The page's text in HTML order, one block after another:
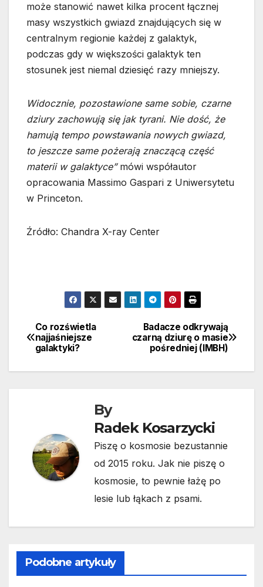
może stanowić nawet kilka procent łącznej
masy wszystkich gwiazd znajdujących się w
centralnym regionie każdej z galaktyk,
podczas gdy w większości galaktyk ten
stosunek jest niemal dziesięć razy mniejszy.
Widocznie, pozostawione same sobie, czarne
dziury zachowują się jak tyrani. Nie dość, że
hamują tempo powstawania nowych gwiazd,
to jeszcze same pożerają znaczącą część
materii w galaktyce”mówi współautor
opracowania Massimo Gaspari z Uniwersytetu
w Princeton.
Źródło: Chandra X-ray Center
Nawigacja
wpisu
Badacze odkrywają
czarną dziurę o masie
pośredniej (IMBH)
Co rozświetla
najjaśniejsze
galaktyki?
By
Radek Kosarzycki
Piszę o kosmosie bezustannie
od 2015 roku. Jak nie piszę o
kosmosie, to pewnie łażę po
lesie lub łąkach z psami.
Podobne artykuły